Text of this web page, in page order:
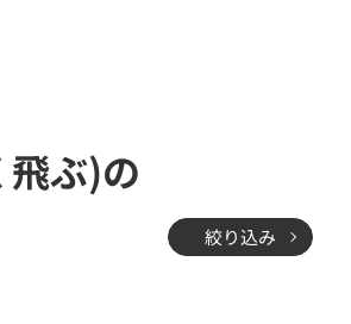
ぶ)の
絞り込み